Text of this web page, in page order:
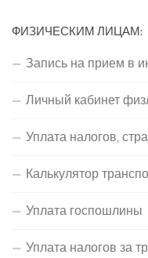
ФИЗИЧЕСКИМ ЛИЦАМ:
Запись на прием в
Личный кабинет
Уплата налогов,
Калькулятор
Уплата госпошлины
Уплата налогов за